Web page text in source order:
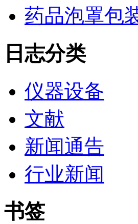
药品泡罩包
日志分类
仪器设备
文献
新闻通告
行业新闻
书签